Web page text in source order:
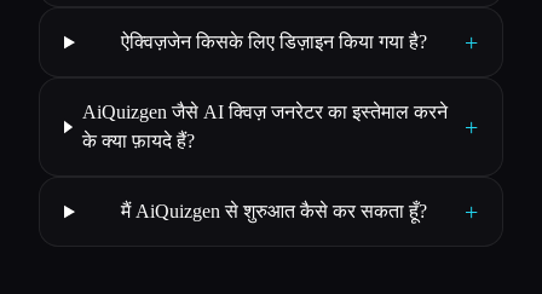
ऐक्विज़जेन किसके लिए डिज़ाइन किया गया है? +
AiQuizgen जैसे AI क्विज़ जनरेटर का इस्तेमाल करने
के क्या फ़ायदे हैं?
+
मैं AiQuizgen से शुरुआत कैसे कर सकता हूँ? +